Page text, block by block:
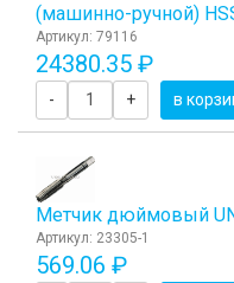
(машинно-ручной)
Артикул: 79116
24380.35 ₽
- + в
Метчик дюймовый
Артикул: 23305-1
569.06 ₽